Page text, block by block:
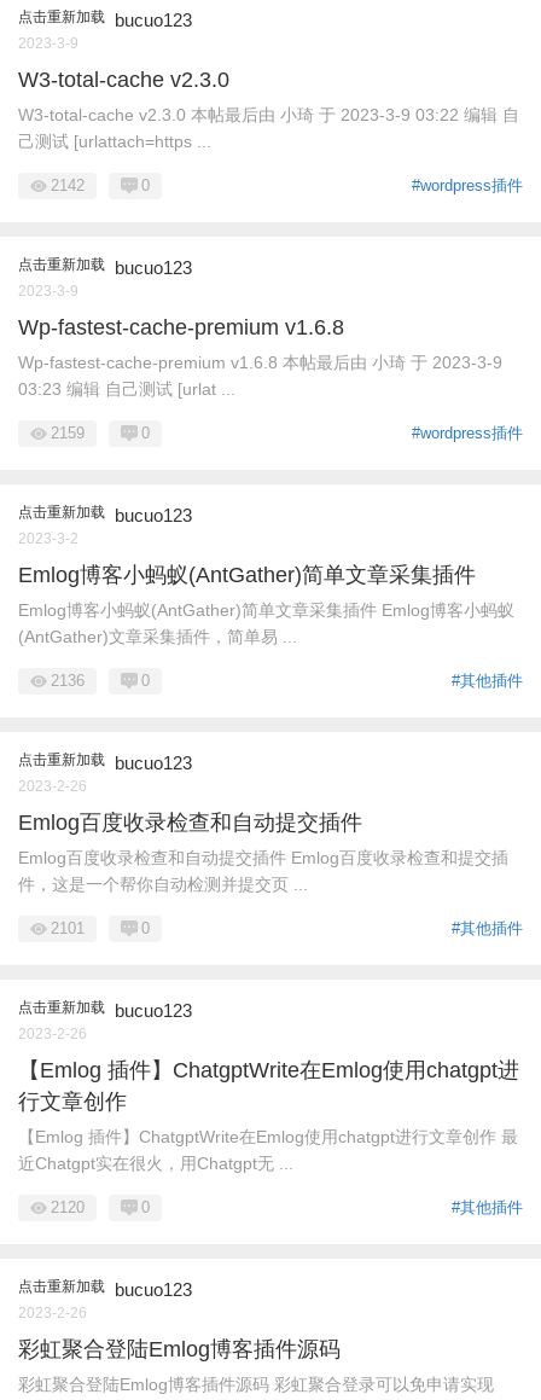
点击重新加载 bucuo123
2023-3-9
W3-total-cache v2.3.0
W3-total-cache v2.3.0 本帖最后由 小琦 于 2023-3-9 03:22 编辑 自
己测试 [urlattach=https ...
#wordpress插件
2142 0
点击重新加载 bucuo123
2023-3-9
Wp-fastest-cache-premium v1.6.8
Wp-fastest-cache-premium v1.6.8 本帖最后由 小琦 于 2023-3-9
03:23 编辑 自己测试 [urlat ...
#wordpress插件
2159 0
点击重新加载 bucuo123
2023-3-2
Emlog博客小蚂蚁(AntGather)简单文章采集插件
Emlog博客小蚂蚁(AntGather)简单文章采集插件 Emlog博客小蚂蚁
(AntGather)文章采集插件，简单易 ...
#其他插件
2136 0
点击重新加载 bucuo123
2023-2-26
Emlog百度收录检查和自动提交插件
Emlog百度收录检查和自动提交插件 Emlog百度收录检查和提交插
件，这是一个帮你自动检测并提交页 ...
#其他插件
2101 0
点击重新加载 bucuo123
2023-2-26
【Emlog 插件】ChatgptWrite在Emlog使用chatgpt进
行文章创作
【Emlog 插件】ChatgptWrite在Emlog使用chatgpt进行文章创作 最
近Chatgpt实在很火，用Chatgpt无 ...
#其他插件
2120 0
点击重新加载 bucuo123
2023-2-26
彩虹聚合登陆Emlog博客插件源码
彩虹聚合登陆Emlog博客插件源码 彩虹聚合登录可以免申请实现